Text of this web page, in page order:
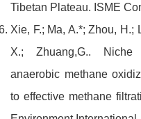
Tibetan Plateau. ISME
Xie, F.; Ma, A.*; Zhou, H.;
X.; Zhuang,G.. Niche
anaerobic methane
to effective methane